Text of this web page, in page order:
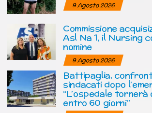
9 Agosto 2026
Commissione
Asl Na 1, il Nursing
nomine
9 Agosto 2026
Battipaglia,
sindacati dopo
“L’ospedale
entro 60 giorni”